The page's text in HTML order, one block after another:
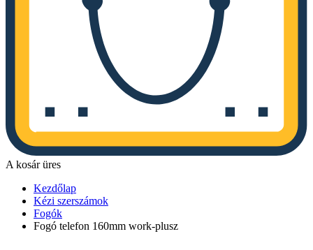
A kosár üres
Kezdőlap
Kézi szerszámok
Fogók
Fogó telefon 160mm work-plusz